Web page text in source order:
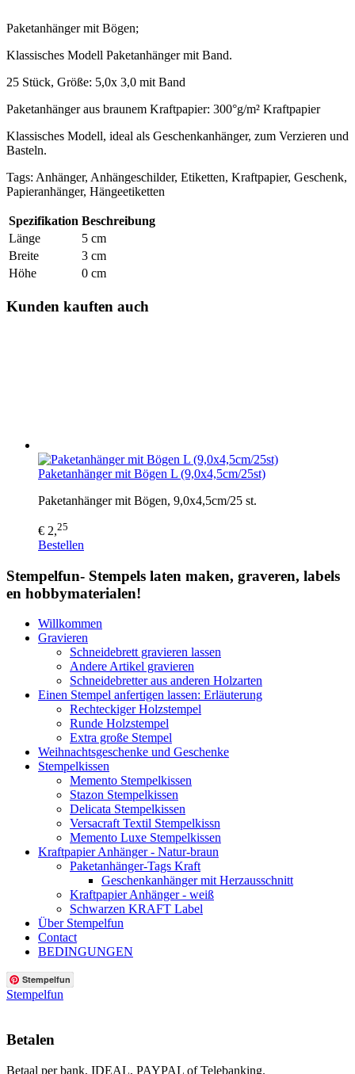
Paketanhänger mit Bögen;
Klassisches Modell Paketanhänger mit Band.
25 Stück, Größe: 5,0x 3,0 mit Band
Paketanhänger aus braunem Kraftpapier: 300°g/m² Kraftpapier
Klassisches Modell, ideal als Geschenkanhänger, zum Verzieren und
Basteln.
Tags: Anhänger, Anhängeschilder, Etiketten, Kraftpapier, Geschenk,
Papieranhänger, Hängeetiketten
Spezifikation Beschreibung
Länge
5 cm
Breite
3 cm
Höhe
0 cm
Kunden kauften auch
Paketanhänger mit Bögen L (9,0x4,5cm/25st)
Paketanhänger mit Bögen, 9,0x4,5cm/25 st.
€ 2,25
Bestellen
Stempelfun- Stempels laten maken, graveren, labels
en hobbymaterialen!
Willkommen
Gravieren
Schneidebrett gravieren lassen
Andere Artikel gravieren
Schneidebretter aus anderen Holzarten
Einen Stempel anfertigen lassen: Erläuterung
Rechteckiger Holzstempel
Runde Holzstempel
Extra große Stempel
Weihnachtsgeschenke und Geschenke
Stempelkissen
Memento Stempelkissen
Stazon Stempelkissen
Delicata Stempelkissen
Versacraft Textil Stempelkissn
Memento Luxe Stempelkissen
Kraftpapier Anhänger - Natur-braun
Paketanhänger-Tags Kraft
Geschenkanhänger mit Herzausschnitt
Kraftpapier Anhänger - weiß
Schwarzen KRAFT Label
Über Stempelfun
Contact
BEDINGUNGEN
Stempelfun
Stempelfun
Betalen
Betaal per bank, IDEAL, PAYPAL of Telebanking.